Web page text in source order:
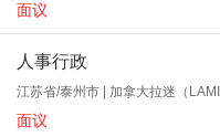
面议
人事行政
江苏省/泰州市 | 加拿大拉迷（
面议